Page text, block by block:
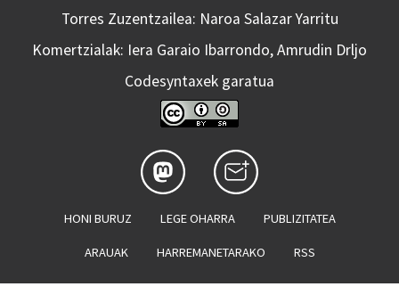
Torres Zuzentzailea: Naroa Salazar Yarritu
Komertzialak: Iera Garaio Ibarrondo, Amrudin Drljo
Codesyntaxek garatua
HONI BURUZ LEGE OHARRA PUBLIZITATEA
ARAUAK HARREMANETARAKO RSS